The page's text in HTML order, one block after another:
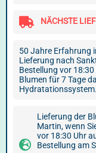
NÄCHSTE
50 Jahre Erfahrung
Lieferung nach
Bestellung vor
Blumen für 7 Tage
Hydratationssystem.
Lieferung der
Martin, wenn
vor 18:30 Uhr
Bestellung am